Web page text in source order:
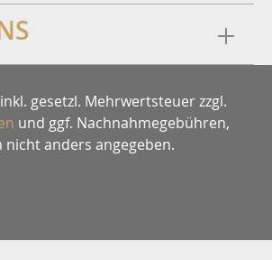
gesetzl. Mehrwertsteuer zzgl.
und ggf. Nachnahmegebühren,
nicht anders angegeben.